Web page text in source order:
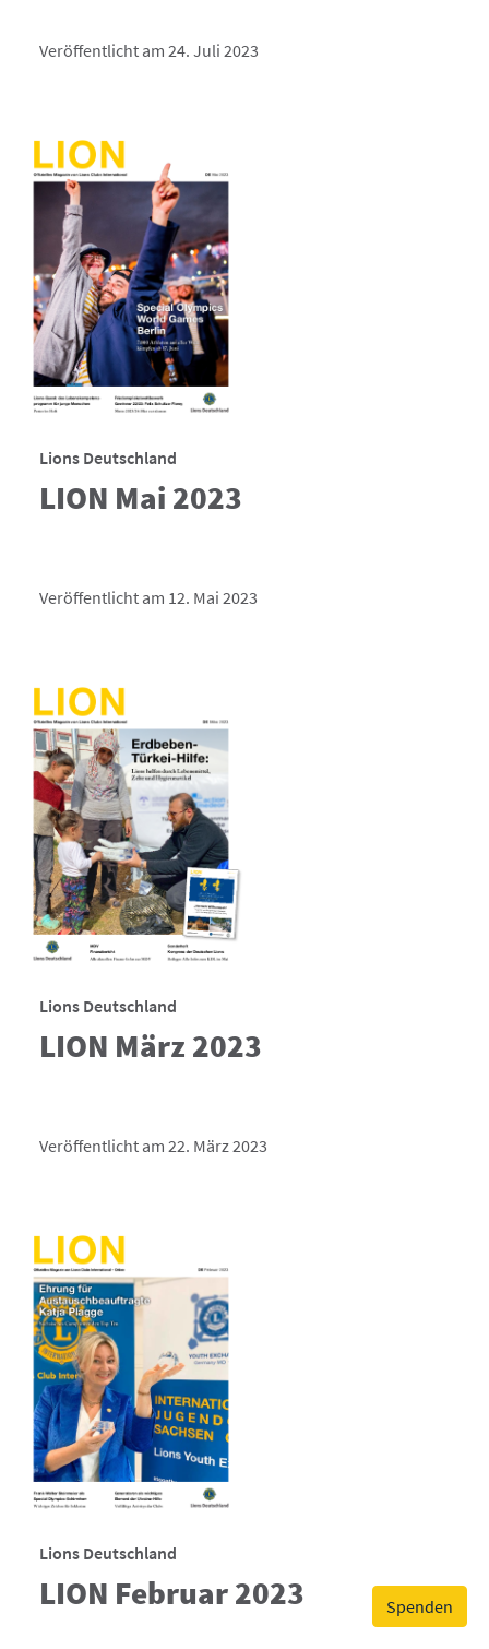
Spenden
Veröffentlicht am 24. Juli 2023
Lions Deutschland
LION Mai 2023
Veröffentlicht am 12. Mai 2023
Lions Deutschland
LION März 2023
Veröffentlicht am 22. März 2023
Lions Deutschland
LION Februar 2023